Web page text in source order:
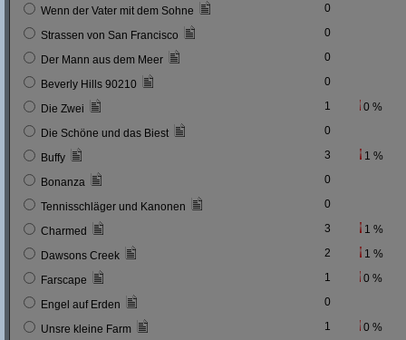
Wenn der Vater mit dem Sohne 0
Strassen von San Francisco 0
Der Mann aus dem Meer 0
Beverly Hills 90210 0
Die Zwei 1 0 %
Die Schöne und das Biest 0
Buffy 3 1 %
Bonanza 0
Tennisschläger und Kanonen 0
Charmed 3 1 %
Dawsons Creek 2 1 %
Farscape 1 0 %
Engel auf Erden 0
Unsre kleine Farm 1 0 %